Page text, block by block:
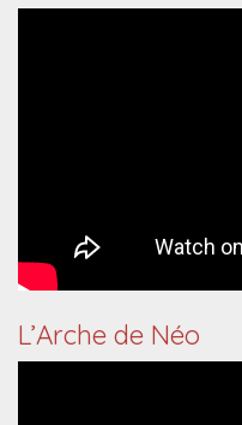
L’Arche de Néo